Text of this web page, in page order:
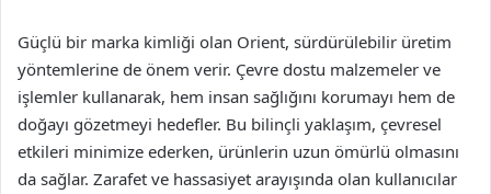
Güçlü bir marka kimliği olan Orient, sürdürülebilir üretim
yöntemlerine de önem verir. Çevre dostu malzemeler ve
işlemler kullanarak, hem insan sağlığını korumayı hem de
doğayı gözetmeyi hedefler. Bu bilinçli yaklaşım, çevresel
etkileri minimize ederken, ürünlerin uzun ömürlü olmasını
da sağlar. Zarafet ve hassasiyet arayışında olan kullanıcılar